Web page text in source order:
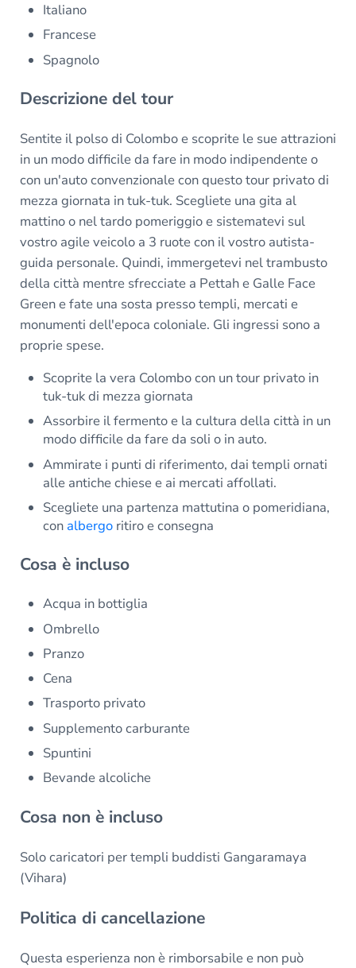
Italiano
Francese
Spagnolo
Descrizione del tour
Sentite il polso di Colombo e scoprite le sue attrazioni
in un modo difficile da fare in modo indipendente o
con un'auto convenzionale con questo tour privato di
mezza giornata in tuk-tuk. Scegliete una gita al
mattino o nel tardo pomeriggio e sistematevi sul
vostro agile veicolo a 3 ruote con il vostro autista-
guida personale. Quindi, immergetevi nel trambusto
della città mentre sfrecciate a Pettah e Galle Face
Green e fate una sosta presso templi, mercati e
monumenti dell'epoca coloniale. Gli ingressi sono a
proprie spese.
Scoprite la vera Colombo con un tour privato in
tuk-tuk di mezza giornata
Assorbire il fermento e la cultura della città in un
modo difficile da fare da soli o in auto.
Ammirate i punti di riferimento, dai templi ornati
alle antiche chiese e ai mercati affollati.
Scegliete una partenza mattutina o pomeridiana,
con albergo ritiro e consegna
Cosa è incluso
Acqua in bottiglia
Ombrello
Pranzo
Cena
Trasporto privato
Supplemento carburante
Spuntini
Bevande alcoliche
Cosa non è incluso
Solo caricatori per templi buddisti Gangaramaya
(Vihara)
Politica di cancellazione
Questa esperienza non è rimborsabile e non può